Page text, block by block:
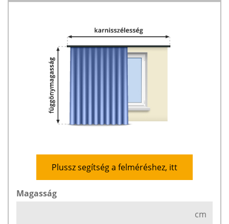
Plussz segítség a felméréshez, itt
Magasság
cm